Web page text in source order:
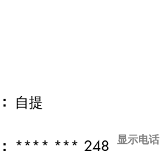
自提
**** *** 248 显示电话